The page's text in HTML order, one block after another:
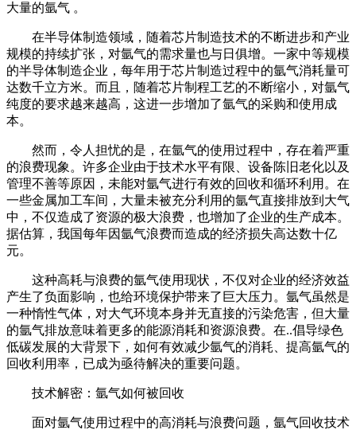
大量的氩气 。
在半导体制造领域，随着芯片制造技术的不断进步和产业
规模的持续扩张，对氩气的需求量也与日俱增。一家中等规模
的半导体制造企业，每年用于芯片制造过程中的氩气消耗量可
达数千立方米。而且，随着芯片制程工艺的不断缩小，对氩气
纯度的要求越来越高，这进一步增加了氩气的采购和使用成
本。
然而，令人担忧的是，在氩气的使用过程中，存在着严重
的浪费现象。许多企业由于技术水平有限、设备陈旧老化以及
管理不善等原因，未能对氩气进行有效的回收和循环利用。在
一些金属加工车间，大量未被充分利用的氩气直接排放到大气
中，不仅造成了资源的极大浪费，也增加了企业的生产成本。
据估算，我国每年因氩气浪费而造成的经济损失高达数十亿
元。
这种高耗与浪费的氩气使用现状，不仅对企业的经济效益
产生了负面影响，也给环境保护带来了巨大压力。氩气虽然是
一种惰性气体，对大气环境本身并无直接的污染危害，但大量
的氩气排放意味着更多的能源消耗和资源浪费。在..倡导绿色
低碳发展的大背景下，如何有效减少氩气的消耗、提高氩气的
回收利用率，已成为亟待解决的重要问题。
技术解密：氩气如何被回收
面对氩气使用过程中的高消耗与浪费问题，氩气回收技术